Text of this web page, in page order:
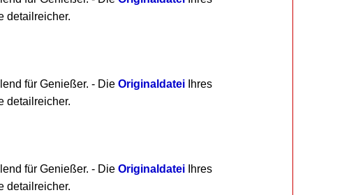
detailreicher.
für Genießer. - Die OriginaldateiIhres
detailreicher.
für Genießer. - Die OriginaldateiIhres
detailreicher.